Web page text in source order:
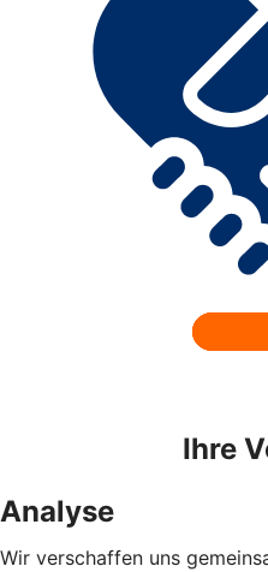
Ihre
Analyse
Wir verschaffen uns